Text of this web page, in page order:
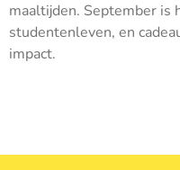
maaltijden. September is
studentenleven, en
impact.